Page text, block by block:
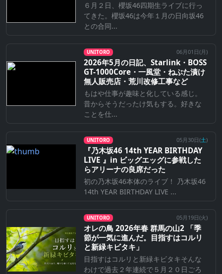
６月２日、櫻坂46四期生ライブに行っ
てきた。櫻坂46は今年１月の日向坂46
との合同...
UNITORO 06月01日(月)
2026年5月の日記、Starlink・BOSS
GT-1000Core・一風堂・ねぶた漬け
無人販売店・荒川改修工事など
もはや仕事が趣味と化している感じ。
昔からそうだったけ気もする。好きな
ことを仕...
UNITORO 05月30日(土)
『乃⽊坂46 14th YEAR BIRTHDAY
LIVE 』in ビッグエッグに参戦した
らアリーナの良席だった
初の乃木坂46本体のライブ！ 乃木坂46
14th YEAR BIRTHDAY LIVE ...
UNITORO 05月19日(火)
オレの鳥 2026年春 群馬の山2 「季
節が一気に進んだ。目指すはコルリ
と新緑キビタキ」
目指すはコルリと新緑キビタキそんな
わけで過去２年連続で５月２０日ごろ